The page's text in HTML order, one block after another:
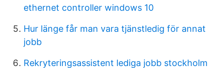
ethernet controller windows 10
Hur länge får man vara tjänstledig för annat
jobb
Rekryteringsassistent lediga jobb stockholm